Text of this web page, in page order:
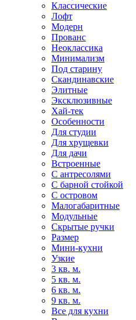
Классические
Лофт
Модерн
Прованс
Неоклассика
Минимализм
Под старину
Скандинавские
Элитные
Эксклюзивные
Хай-тек
Особенности
Для студии
Для хрущевки
Для дачи
Встроенные
С антресолями
С барной стойкой
С островом
Малогабаритные
Модульные
Скрытые ручки
Размер
Мини-кухни
Узкие
3 кв. м.
5 кв. м.
6 кв. м.
9 кв. м.
Все для кухни